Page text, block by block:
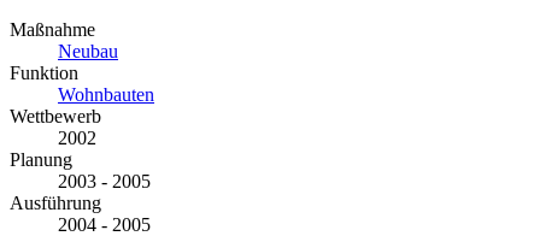
Maßnahme
Neubau
Funktion
Wohnbauten
Wettbewerb
2002
Planung
2003 - 2005
Ausführung
2004 - 2005